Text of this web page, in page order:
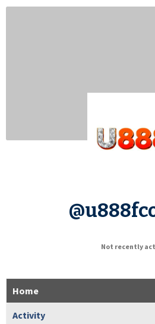
Not recently
Home
Activity